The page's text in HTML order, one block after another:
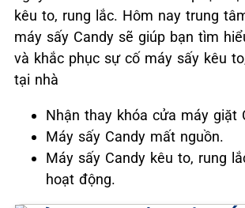
kêu to, rung lắc. Hôm nay trung
máy sấy Candy sẽ giúp bạn tìm
và khắc phục sự cố máy sấy kêu
tại nhà
Nhận thay khóa cửa máy giặt
Máy sấy Candy mất nguồn.
Máy sấy Candy kêu to, rung
hoạt động.